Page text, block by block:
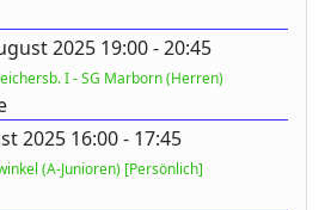
2025 19:00 - 20:45
I - SG Marborn (Herren)
2025 16:00 - 17:45
(A-Junioren) [Persönlich]